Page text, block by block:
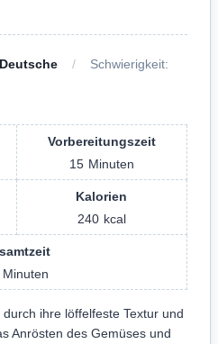
Deutsche Schwierigkeit:
Vorbereitungszeit
15 Minuten
Kalorien
240 kcal
Minuten
ihre löffelfeste Textur und
Anrösten des Gemüses und